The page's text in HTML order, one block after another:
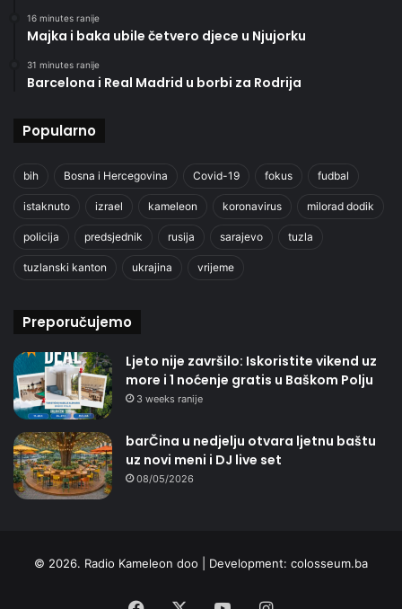
16 minutes ranije
Majka i baka ubile četvero djece u Njujorku
31 minutes ranije
Barcelona i Real Madrid u borbi za Rodrija
Popularno
bih Bosna i Hercegovina Covid-19 fokus fudbal
istaknuto izrael kameleon koronavirus milorad dodik
policija predsjednik rusija sarajevo tuzla
tuzlanski kanton ukrajina vrijeme
Preporučujemo
Ljeto nije završilo: Iskoristite vikend uz
more i 1 noćenje gratis u Baškom Polju
3 weeks ranije
barČina u nedjelju otvara ljetnu baštu
uz novi meni i DJ live set
08/05/2026
© 2026. Radio Kameleon doo | Development: colosseum.ba